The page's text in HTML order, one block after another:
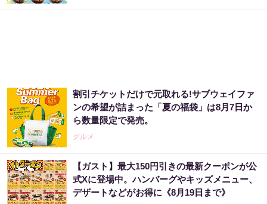
割引チケットだけで元取れる!サブウェイファ
ンの希望が詰まった「夏の福袋」は8月7日か
ら数量限定で発売。
グルメ
【ガスト】最大150円引きの最新クーポンが公
式Xに登場中。ハンバーグやキッズメニュー、
デザートなどがお得に《8月19日まで》